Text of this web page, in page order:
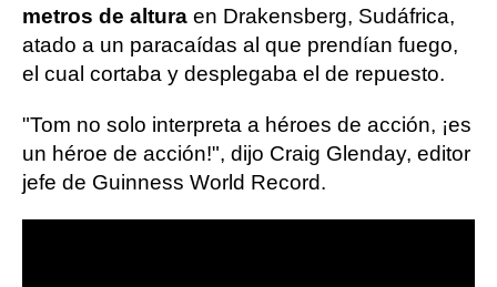
metros de altura en Drakensberg, Sudáfrica,
atado a un paracaídas al que prendían fuego,
el cual cortaba y desplegaba el de repuesto.
"Tom no solo interpreta a héroes de acción, ¡es
un héroe de acción!", dijo Craig Glenday, editor
jefe de Guinness World Record.